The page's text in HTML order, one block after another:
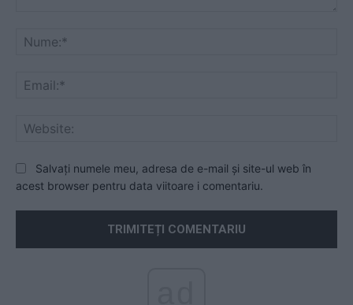
Salvați numele meu, adresa de e-mail și site-ul web în
acest browser pentru data viitoare i comentariu.